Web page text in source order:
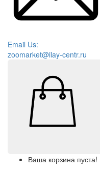
Email Us:
zoomarket@ilay-centr.ru
Ваша корзина пуста!